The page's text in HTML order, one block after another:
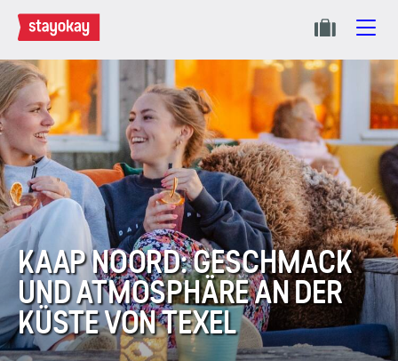
KAAP NOORD: GESCHMACK
UND ATMOSPHÄRE AN DER
KÜSTE VON TEXEL